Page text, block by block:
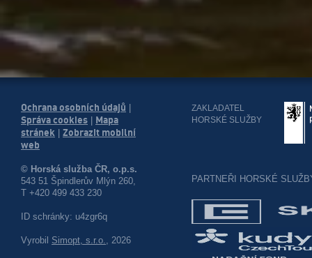
Ochrana osobních údajů
Správa cookies
Mapa
stránek
Zobrazit mobilní
web
© Horská služba ČR, o.p.s.
543 51 Špindlerův Mlýn 260,
T +420 499 433 230
ID schránky: u4zgr6q
Vyrobil Simopt, s.r.o., 2026
ZAKLADATEL
HORSKÉ SLUŽBY
PARTNEŘI HORSKÉ